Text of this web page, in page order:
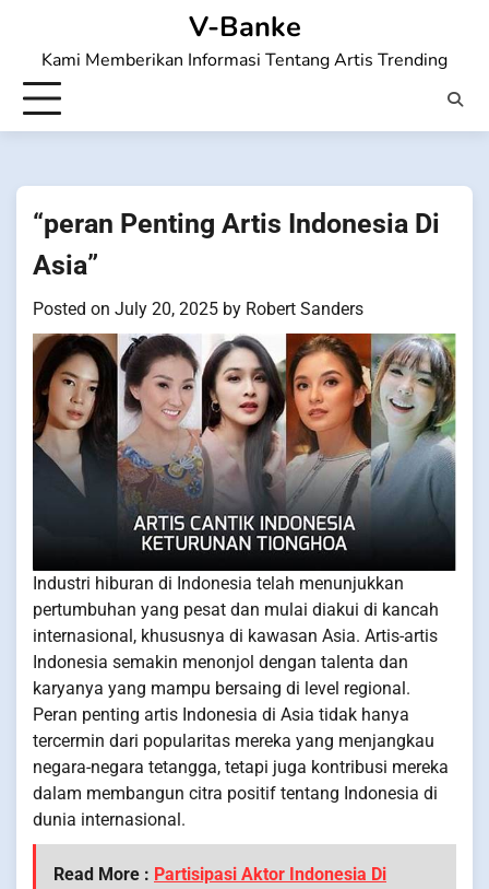
content
V-Banke
Kami Memberikan Informasi Tentang Artis Trending
“peran Penting Artis Indonesia Di
Asia”
Posted on July 20, 2025 by Robert Sanders
Industri hiburan di Indonesia telah menunjukkan
pertumbuhan yang pesat dan mulai diakui di kancah
internasional, khususnya di kawasan Asia. Artis-artis
Indonesia semakin menonjol dengan talenta dan
karyanya yang mampu bersaing di level regional.
Peran penting artis Indonesia di Asia tidak hanya
tercermin dari popularitas mereka yang menjangkau
negara-negara tetangga, tetapi juga kontribusi mereka
dalam membangun citra positif tentang Indonesia di
dunia internasional.
Read More : Partisipasi Aktor Indonesia Di